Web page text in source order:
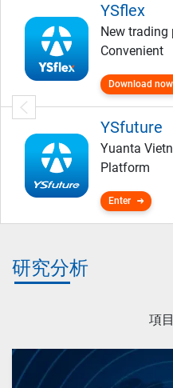
YSflex
New
Convenient
Download now
YSfuture
Yuanta
Platform
Enter
研究分析
項